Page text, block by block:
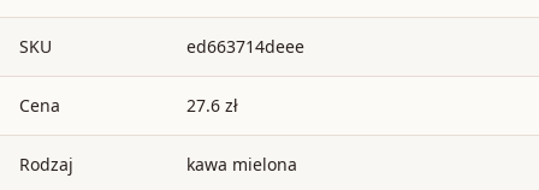
SKU ed663714deee
Cena 27.6 zł
Rodzaj kawa mielona